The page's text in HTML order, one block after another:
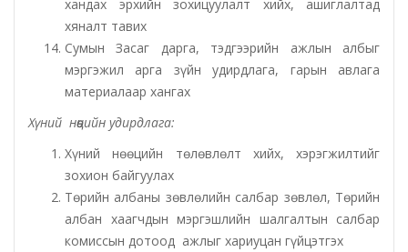
Орхон аймаг дахь Захиргааны хэргийн анхан
шатны шүүх
Орхон аймаг дахь Сум дундын эрүүгийн хэргийн
анхан шатны шүүх
Хүүхэд залуучуудын театр
Цэцэрлэгжүүлэлт ногоон байгууламжийн газар
хандах эрхийн зохицуулалт хийх, ашиглалтад
хяналт тавих
Сумын Засаг дарга, тэдгээрийн ажлын албыг
мэргэжил арга зүйн удирдлага, гарын авлага
материалаар хангах
Хүний нөөцийн удирдлага:
Хүний нөөцийн төлөвлөлт хийх, хэрэгжилтийг
зохион байгуулах
Төрийн албаны зөвлөлийн салбар зөвлөл, Төрийн
албан хаагчдын мэргэшлийн шалгалтын салбар
комиссын дотоод ажлыг хариуцан гүйцэтгэх